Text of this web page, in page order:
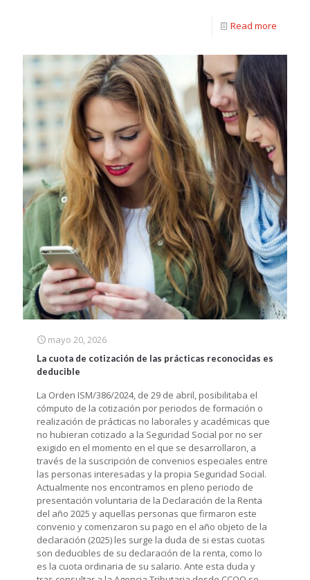
Read more
mayo 20, 2026
La cuota de cotización de las prácticas reconocidas es
deducible
La Orden ISM/386/2024, de 29 de abril, posibilitaba el
cómputo de la cotización por periodos de formación o
realización de prácticas no laborales y académicas que
no hubieran cotizado a la Seguridad Social por no ser
exigido en el momento en el que se desarrollaron, a
través de la suscripción de convenios especiales entre
las personas interesadas y la propia Seguridad Social.
Actualmente nos encontramos en pleno periodo de
presentación voluntaria de la Declaración de la Renta
del año 2025 y aquellas personas que firmaron este
convenio y comenzaron su pago en el año objeto de la
declaración (2025) les surge la duda de si estas cuotas
son deducibles de su declaración de la renta, como lo
es la cuota ordinaria de su salario. Ante esta duda y